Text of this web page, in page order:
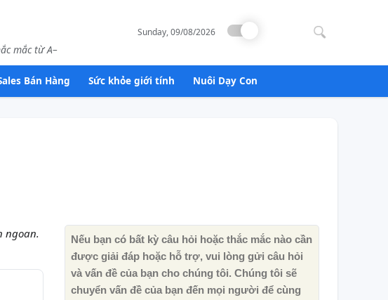
mắc từ A–
Sunday, 09/08/2026
Bán Hàng Sức khỏe giới tính Nuôi Dạy Con
ngoan.
Nếu bạn có bất kỳ câu hỏi hoặc thắc mắc nào cần
được giải đáp hoặc hỗ trợ, vui lòng gửi câu hỏi
và vấn đề của bạn cho chúng tôi. Chúng tôi sẽ
chuyển vấn đề của bạn đến mọi người để cùng